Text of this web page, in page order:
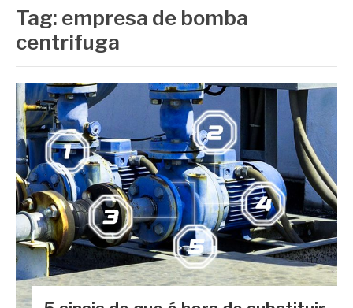
Tag: empresa de bomba
centrifuga